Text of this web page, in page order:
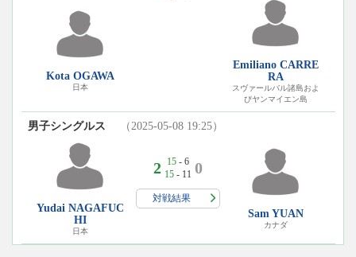
Kota OGAWA
日本
Emiliano CARRE
RA
スヴァールバル諸島およ
びヤンマイエン島
男子シングルス （2025-05-08 19:25）
Yudai NAGAFUC
HI
日本
2 15- 6
15- 11 0
対戦結果
Sam YUAN
カナダ